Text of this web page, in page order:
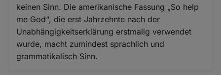
keinen Sinn. Die amerikanische Fassung „So help
me God“, die erst Jahrzehnte nach der
Unabhängigkeitserklärung erstmalig verwendet
wurde, macht zumindest sprachlich und
grammatikalisch Sinn.